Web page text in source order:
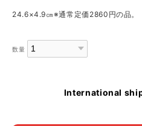
24.6×4.9㎝※通常定価2860円の品。
数量
International